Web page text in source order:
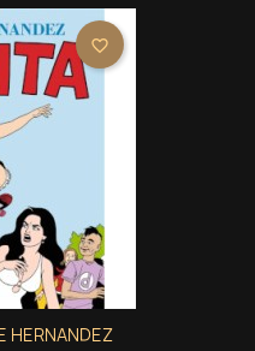
HERNANDEZ
favorite_border